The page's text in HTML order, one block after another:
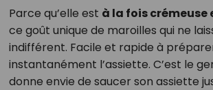
Parce qu’elle est à la fois crémeuse
ce goût unique de maroilles qui ne
indifférent. Facile et rapide à
instantanément l’assiette. C’est le
donne envie de saucer son assiette